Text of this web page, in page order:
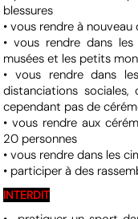
blessures
• vous rendre à
• vous rendre dans
musées et les petits
• vous rendre dans
distanciations sociales,
cependant pas de
• vous rendre aux
20 personnes
• vous rendre dans les
• participer à des
INTERDIT